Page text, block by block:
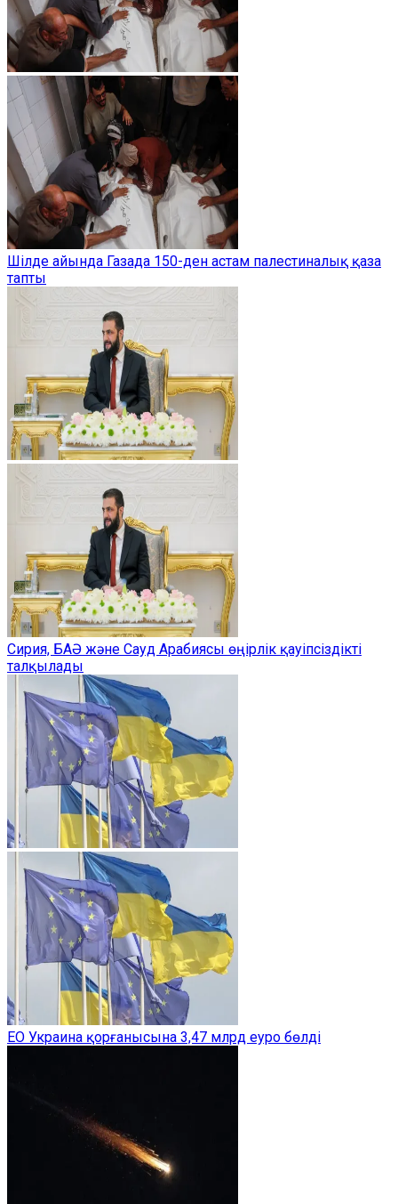
Шілде айында Газада 150-ден астам палестиналық қаза
тапты
Сирия, БАӘ және Сауд Арабиясы өңірлік қауіпсіздікті
талқылады
ЕО Украина қорғанысына 3,47 млрд еуро бөлді